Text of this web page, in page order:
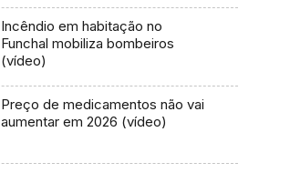
Incêndio em habitação no
Funchal mobiliza bombeiros
(vídeo)
Preço de medicamentos não vai
aumentar em 2026 (vídeo)